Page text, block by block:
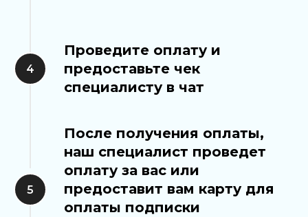
Проведите оплату и
предоставьте чек
специалисту в чат
После получения оплаты,
наш специалист проведет
оплату за вас или
предоставит вам карту для
оплаты подписки